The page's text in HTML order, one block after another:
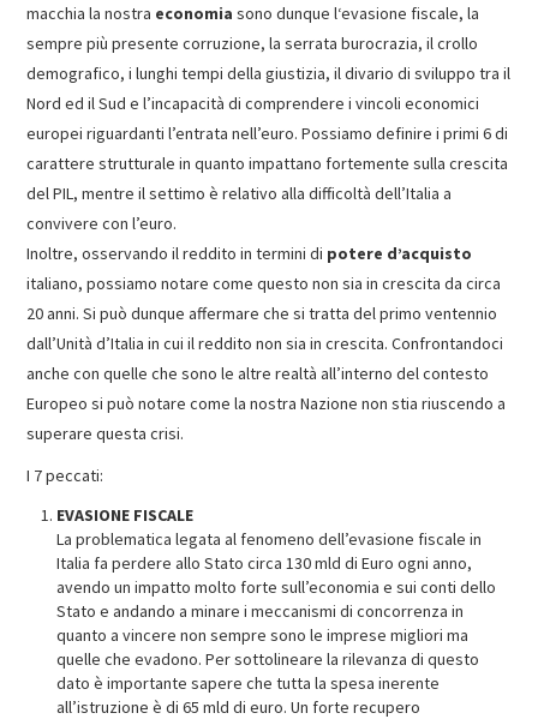
macchia la nostra economia sono dunque l‘evasione fiscale, la
sempre più presente corruzione, la serrata burocrazia, il crollo
demografico, i lunghi tempi della giustizia, il divario di sviluppo tra il
Nord ed il Sud e l’incapacità di comprendere i vincoli economici
europei riguardanti l’entrata nell’euro. Possiamo definire i primi 6 di
carattere strutturale in quanto impattano fortemente sulla crescita
del PIL, mentre il settimo è relativo alla difficoltà dell’Italia a
convivere con l’euro.
Inoltre, osservando il reddito in termini di potere d’acquisto
italiano, possiamo notare come questo non sia in crescita da circa
20 anni. Si può dunque affermare che si tratta del primo ventennio
dall’Unità d’Italia in cui il reddito non sia in crescita. Confrontandoci
anche con quelle che sono le altre realtà all’interno del contesto
Europeo si può notare come la nostra Nazione non stia riuscendo a
superare questa crisi.
I 7 peccati:
EVASIONE FISCALE
La problematica legata al fenomeno dell’evasione fiscale in
Italia fa perdere allo Stato circa 130 mld di Euro ogni anno,
avendo un impatto molto forte sull’economia e sui conti dello
Stato e andando a minare i meccanismi di concorrenza in
quanto a vincere non sempre sono le imprese migliori ma
quelle che evadono. Per sottolineare la rilevanza di questo
dato è importante sapere che tutta la spesa inerente
all’istruzione è di 65 mld di euro. Un forte recupero